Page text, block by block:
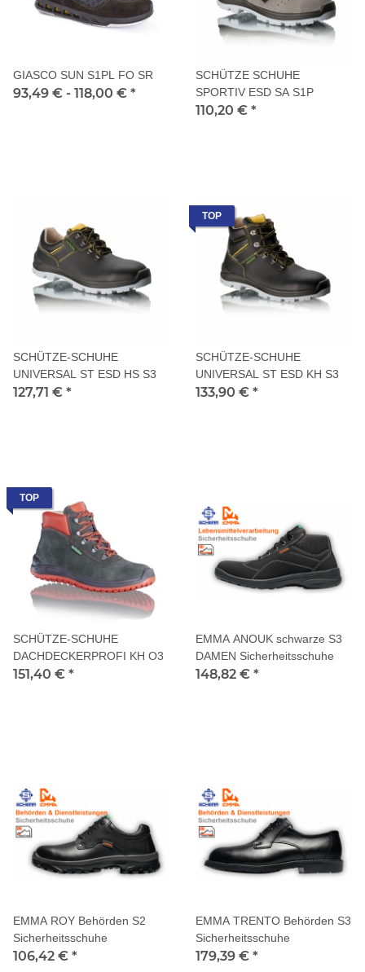
GIASCO SUN S1PL FO SR
93,49 € - 118,00 € *
SCHÜTZE SCHUHE
SPORTIV ESD SA S1P
110,20 € *
SCHÜTZE-SCHUHE
UNIVERSAL ST ESD HS S3
127,71 € *
TOP
SCHÜTZE-SCHUHE
UNIVERSAL ST ESD KH S3
133,90 € *
TOP
SCHÜTZE-SCHUHE
DACHDECKERPROFI KH O3
151,40 € *
EMMA ANOUK schwarze S3
DAMEN Sicherheitsschuhe
148,82 € *
EMMA ROY Behörden S2
Sicherheitsschuhe
106,42 € *
EMMA TRENTO Behörden S3
Sicherheitsschuhe
179,39 € *